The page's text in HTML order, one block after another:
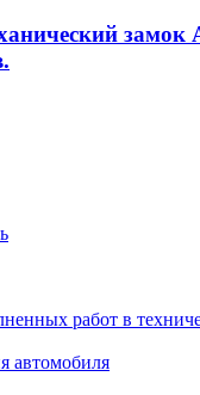
работ в
автомобиля